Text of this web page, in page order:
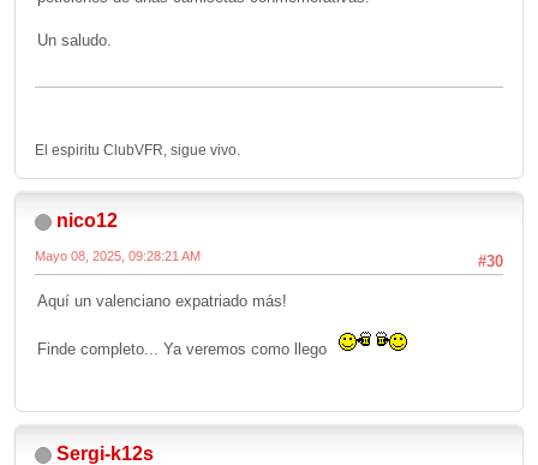
Un saludo.
El espiritu ClubVFR, sigue vivo.
nico12
#30
Mayo 08, 2025, 09:28:21 AM
Aquí un valenciano expatriado más!
Finde completo... Ya veremos como llego
Sergi-k12s